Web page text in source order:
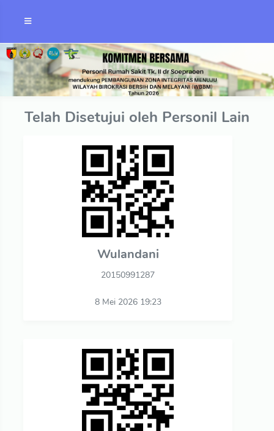
Telah Disetujui oleh Personil Lain
Wulandani
20150991287
8 Mei 2026 19:23